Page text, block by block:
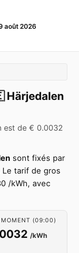
août 2026
Härjedalen
est de € 0.0032
sont fixés par
Le tarif de gros
/kWh, avec
MOMENT (09:00)
/kWh